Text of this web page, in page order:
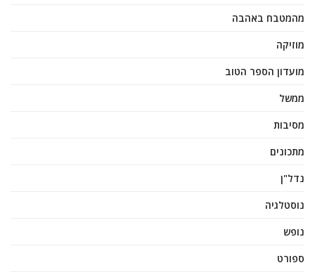
מהמטבח באהבה
מוזיקה
מועדון הספר הטוב
ממשל
מסיבות
מתכונים
נדל"ן
נוסטלגיה
נופש
ספורט